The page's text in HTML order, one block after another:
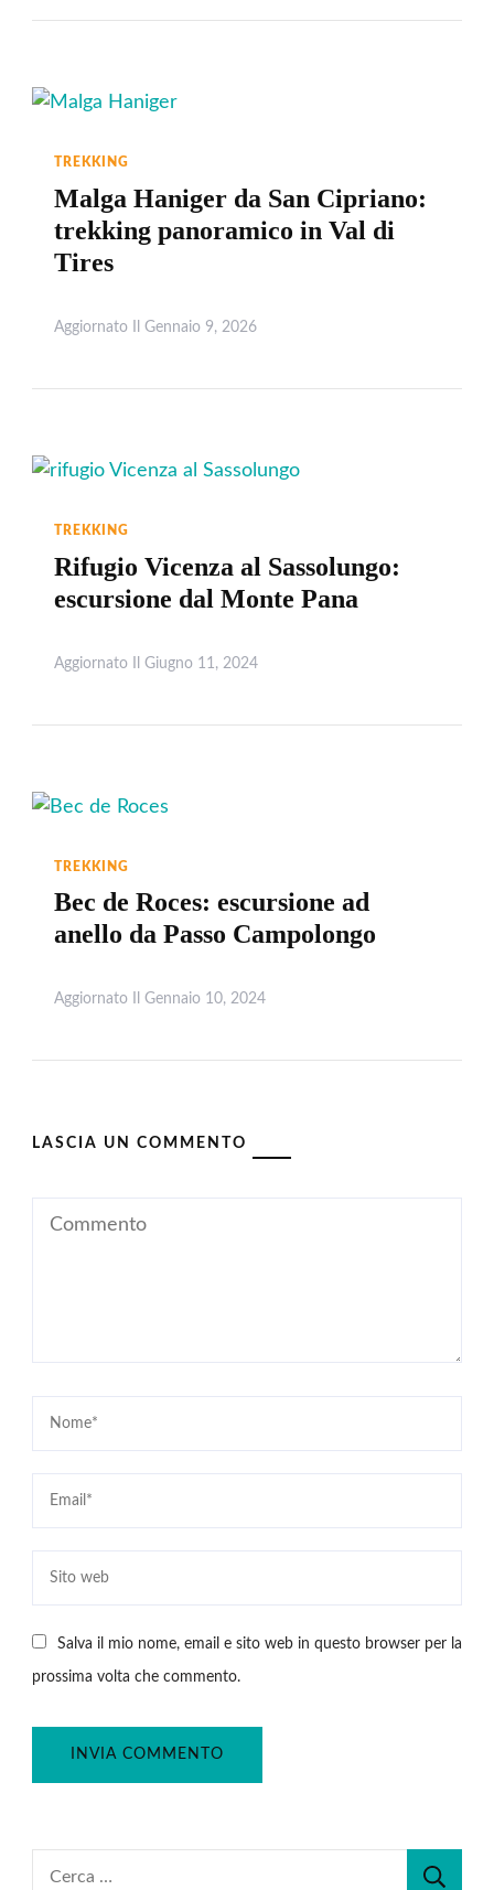
TREKKING
Malga Haniger da San Cipriano:
trekking panoramico in Val di
Tires
Aggiornato Il Gennaio 9, 2026
TREKKING
Rifugio Vicenza al Sassolungo:
escursione dal Monte Pana
Aggiornato Il Giugno 11, 2024
TREKKING
Bec de Roces: escursione ad
anello da Passo Campolongo
Aggiornato Il Gennaio 10, 2024
LASCIA UN COMMENTO
Salva il mio nome, email e sito web in questo browser per la
prossima volta che commento.